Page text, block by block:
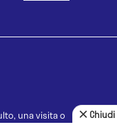
una visita o
diagnosi, la
Chiudi